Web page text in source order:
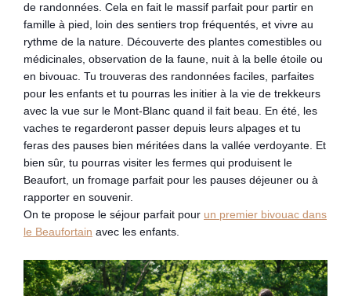
de randonnées. Cela en fait le massif parfait pour partir en
famille à pied, loin des sentiers trop fréquentés, et vivre au
rythme de la nature. Découverte des plantes comestibles ou
médicinales, observation de la faune, nuit à la belle étoile ou
en bivouac. Tu trouveras des randonnées faciles, parfaites
pour les enfants et tu pourras les initier à la vie de trekkeurs
avec la vue sur le Mont-Blanc quand il fait beau. En été, les
vaches te regarderont passer depuis leurs alpages et tu
feras des pauses bien méritées dans la vallée verdoyante. Et
bien sûr, tu pourras visiter les fermes qui produisent le
Beaufort, un fromage parfait pour les pauses déjeuner ou à
rapporter en souvenir.
On te propose le séjour parfait pour un premier bivouac dans
le Beaufortain avec les enfants.